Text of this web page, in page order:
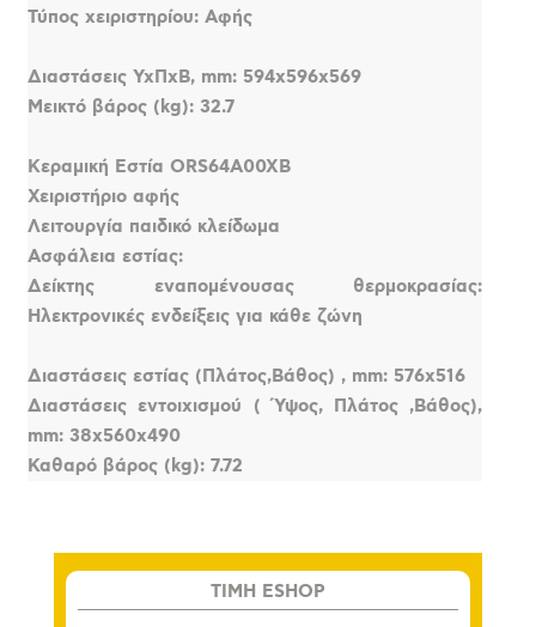
Τύπος χειριστηρίου: Αφής
Διαστάσεις YxΠxΒ, mm: 594x596x569
Μεικτό βάρος (kg): 32.7
Κεραμική Εστία ORS64A00XB
Χειριστήριο αφής
Λειτουργία παιδικό κλείδωμα
Ασφάλεια εστίας:
Δείκτης εναπομένουσας θερμοκρασίας:
Ηλεκτρονικές ενδείξεις για κάθε ζώνη
Διαστάσεις εστίας (Πλάτος,Βάθος) , mm: 576x516
Διαστάσεις εντοιχισμού ( Ύψος, Πλάτος ,Βάθος),
mm: 38x560x490
Καθαρό βάρος (kg): 7.72
TIMH ESHOP